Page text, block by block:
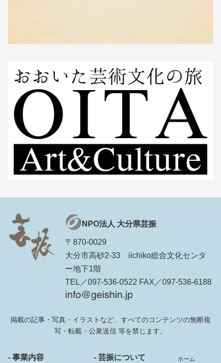
NPO法人 大分県芸振
〒870-0029
大分市高砂2-33 iichiko総合文化センタ
ー地下1階
TEL／097-536-0522 FAX／097-536-6188
掲載の記事・写真・イラストなど、すべてのコンテンツの無断複
写・転載・公衆送信 等を禁じます。
- 事業内容 - 芸振について ホーム